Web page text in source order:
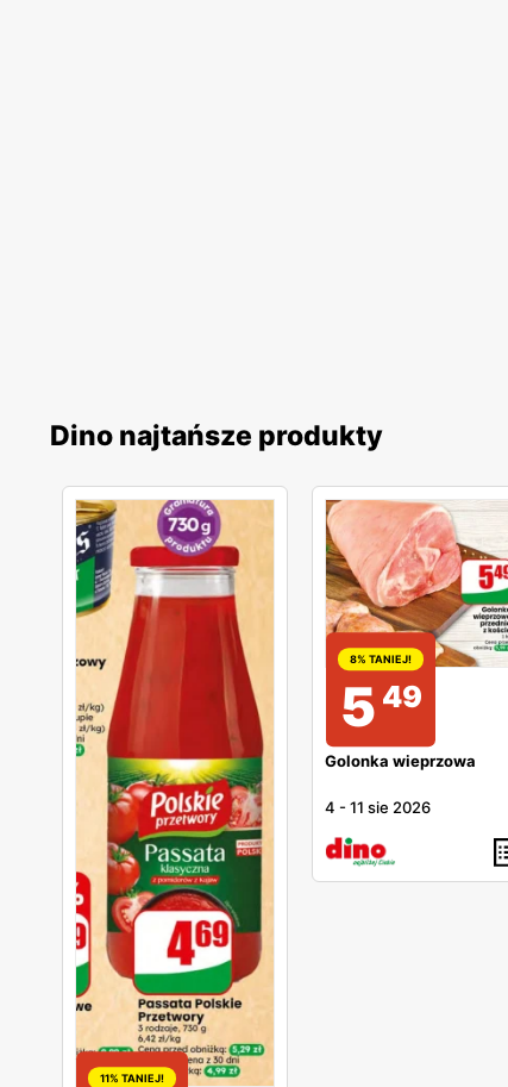
Dino najtańsze produkty
11% TANIEJ!
8% TANIEJ!
5 49
Golonka wieprzowa
4 -11 sie 2026